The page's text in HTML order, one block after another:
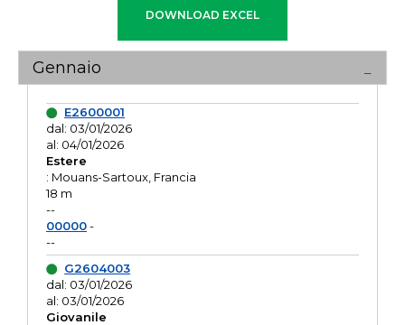
Gennaio
E2600001
dal: 03/01/2026
al: 04/01/2026
Estere
: Mouans-Sartoux, Francia
18 m
--
00000-
--
G2604003
dal: 03/01/2026
al: 03/01/2026
Giovanile